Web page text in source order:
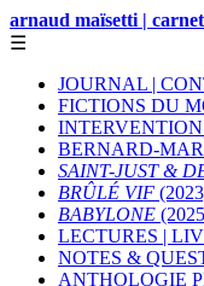
arnaud maïsetti |
☰
JOURNAL |
FICTIONS DU
BERNARD-
SAINT-JUST &
BRÛLÉ VIF
BABYLONE
LECTURES |
NOTES &
ANTHOLOGIE